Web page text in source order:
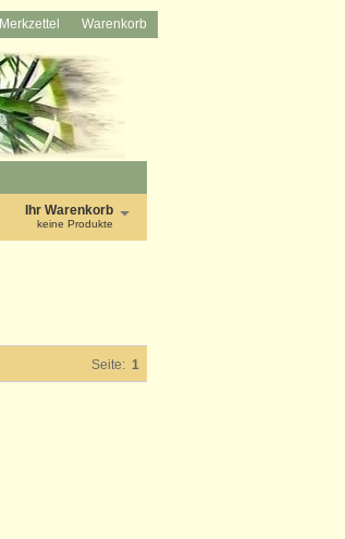
Merkzettel Warenkorb
Ihr Warenkorb
keine Produkte
Seite: 1